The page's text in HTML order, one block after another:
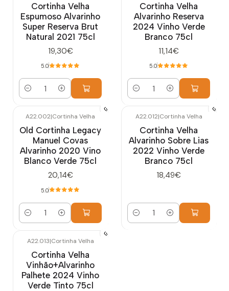
Cortinha Velha
Espumoso Alvarinho
Super Reserva Brut
Natural 2021 75cl
19,30€
5.0
Cantidad
Cortinha Velha
Alvarinho Reserva
2024 Vinho Verde
Branco 75cl
11,14€
5.0
Cantidad
A22.002|Cortinha Velha
Old Cortinha Legacy
Manuel Covas
Alvarinho 2020 Vino
Blanco Verde 75cl
20,14€
5.0
Cantidad
A22.012|Cortinha Velha
Cortinha Velha
Alvarinho Sobre Lias
2022 Vinho Verde
Branco 75cl
18,49€
Cantidad
A22.013|Cortinha Velha
Cortinha Velha
Vinhão+Alvarinho
Palhete 2024 Vinho
Verde Tinto 75cl